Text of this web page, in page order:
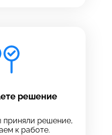
решение
приняли решение,
к работе.